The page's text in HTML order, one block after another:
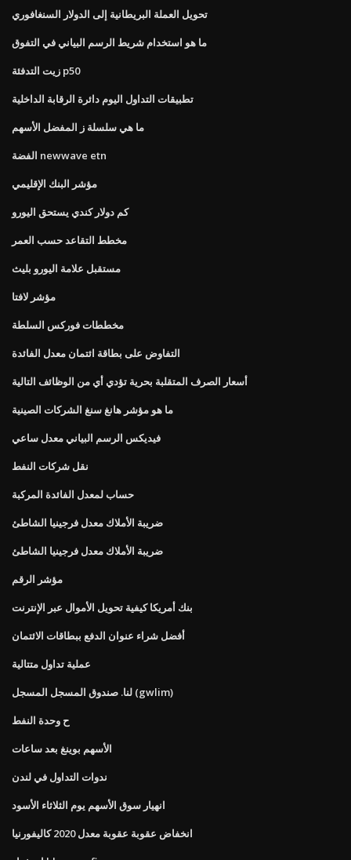
تحويل العملة البريطانية إلى الدولار السنغافوري
ما هو استخدام شريط الرسم البياني في التفوق
زيت التدفئة p50
تطبيقات التداول اليوم دائرة الرقابة الداخلية
ما هي سلسلة ز المفضل الأسهم
الفضة newwave etn
مؤشر البنك الإقليمي
كم دولار كندي يستحق اليورو
مخطط التقاعد حسب العمر
مستقبل علامة اليورو بليث
مؤشر لافتا
مخططات فوركس السلطة
التفاوض على بطاقة ائتمان معدل الفائدة
أسعار الصرف المتقلبة بحرية تؤدي أي من الوظائف التالية
ما هو مؤشر هانغ سنغ الشركات الصينية
فيديكس الرسم البياني معدل ساعي
نقل شركات النفط
حساب لمعدل الفائدة المركبة
ضريبة الأملاك معدل فرجينيا الشاطئ
ضريبة الأملاك معدل فرجينيا الشاطئ
مؤشر الرقم
بنك أمريكا كيفية تحويل الأموال عبر الإنترنت
أفضل شراء عنوان الدفع ببطاقات الائتمان
عملية تداول متتالية
لنا. صندوق المسجل المسجل (gwlim)
ح وحدة النفط
الأسهم بوينغ بعد ساعات
ندوات التداول في لندن
انهيار سوق الأسهم يوم الثلاثاء الأسود
انخفاض عقوبة عقوبة معدل 2020 كاليفورنيا